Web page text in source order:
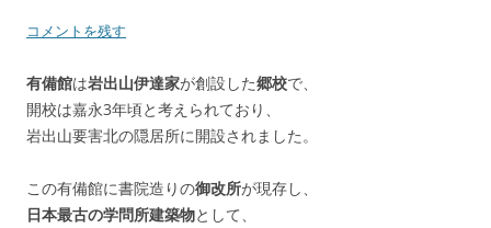
コメントを残す
有備館は岩出山伊達家が創設した郷校で、
開校は嘉永3年頃と考えられており、
岩出山要害北の隠居所に開設されました。
この有備館に書院造りの御改所が現存し、
日本最古の学問所建築物として、